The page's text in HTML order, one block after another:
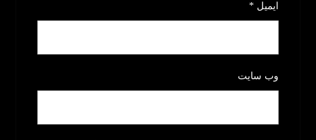
ایمیل*
وب‌ سایت